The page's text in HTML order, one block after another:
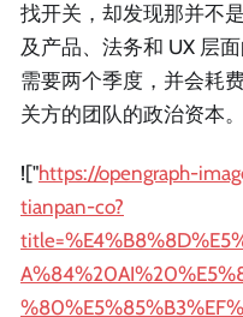
找开关，却发现那并不
及产品、法务和 UX 层
需要两个季度，并会耗
关方的团队的政治资本。
!["https://opengraph-
tianpan-co?